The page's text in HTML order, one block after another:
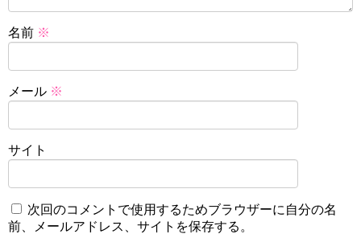
名前 ※
メール ※
サイト
次回のコメントで使用するためブラウザーに自分の名
前、メールアドレス、サイトを保存する。